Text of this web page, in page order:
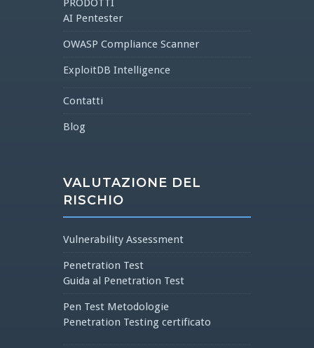
PRODOTTI
AI Pentester
OWASP Compliance Scanner
ExploitDB Intelligence
Contatti
Blog
VALUTAZIONE DEL
RISCHIO
Vulnerability Assessment
Penetration Test
Guida al Penetration Test
Pen Test Metodologie
Penetration Testing certificato